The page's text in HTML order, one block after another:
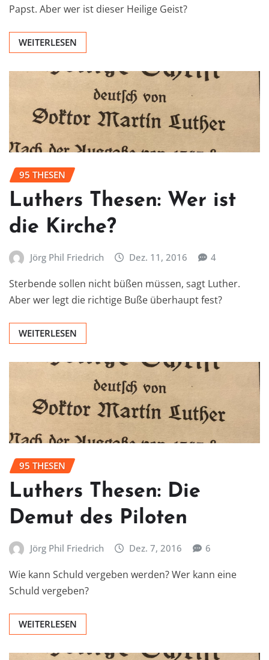
Papst. Aber wer ist dieser Heilige Geist?
WEITERLESEN
95 THESEN
Luthers Thesen: Wer ist
die Kirche?
Jörg Phil Friedrich Dez. 11, 2016 4
Sterbende sollen nicht büßen müssen, sagt Luther.
Aber wer legt die richtige Buße überhaupt fest?
WEITERLESEN
95 THESEN
Luthers Thesen: Die
Demut des Piloten
Jörg Phil Friedrich Dez. 7, 2016 6
Wie kann Schuld vergeben werden? Wer kann eine
Schuld vergeben?
WEITERLESEN